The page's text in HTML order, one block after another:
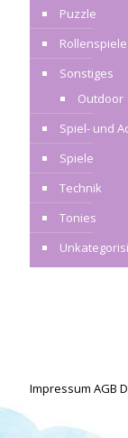
Puzzle
Rollenspiele
Sonstiges
Outdoor
Spiel- und
Spiele
Technik
Tonies
Impressum AGB